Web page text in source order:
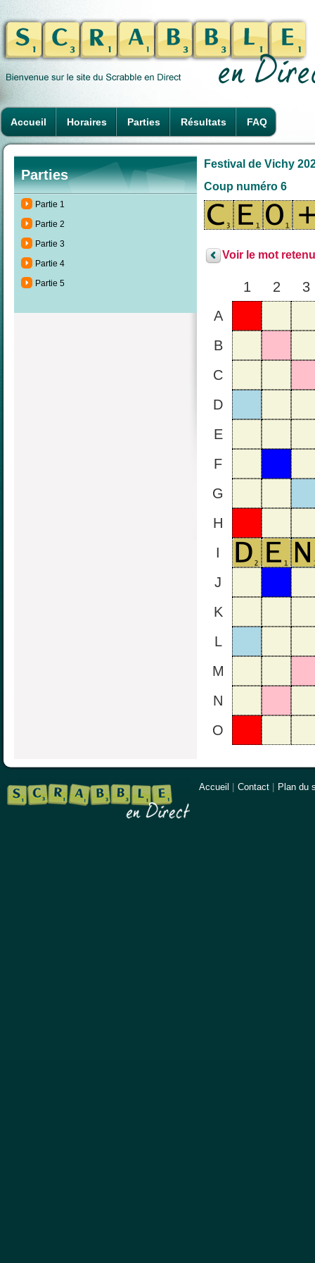
Accueil Horaires Parties Résultats FAQ
Parties
Partie 1
Partie 2
Partie 3
Partie 4
Partie 5
Festival de Vichy
Coup numéro 6
Voir le mot
1 2
3
A
B
C
D
E
F
G
H
I
J
K
L
M
N
O
Accueil Contact Plan du